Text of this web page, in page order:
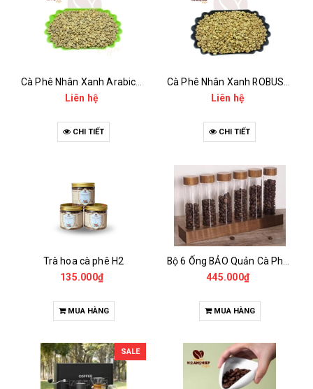
Liên hệ
CHI TIẾT
Liên hệ
CHI TIẾT
Trà hoa cà phê H2
135.000₫
MUA HÀNG
445.000₫
MUA HÀNG
SALE